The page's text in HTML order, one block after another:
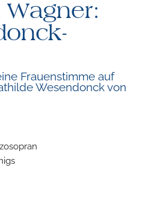
Frauenstimme auf
Wesendonck von